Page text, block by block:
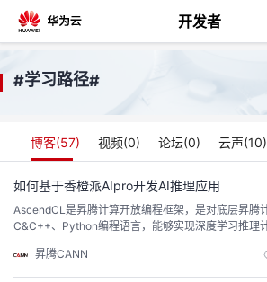
开发者
返
回
个
人
我
#学习路径#
博客(57) 视频(0) 论坛(0) 云声(10)
如何基于香橙派AIpro开发AI推理应用
AscendCL是昇腾计算开放编程框架，是对底层昇腾
C&C++、Python编程语言，能够实现深度学习推理
o开发板上充分利用昇腾的算力资源，能够基于深度
标检测等一系列深度学习推理计算程序。
昇腾CANN